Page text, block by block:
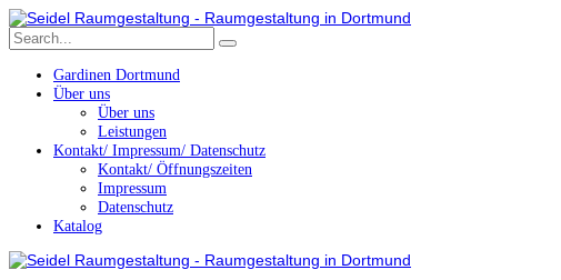
Gardinen Dortmund
Über uns
Über uns
Leistungen
Kontakt/ Impressum/ Datenschutz
Kontakt/ Öffnungszeiten
Impressum
Datenschutz
Katalog